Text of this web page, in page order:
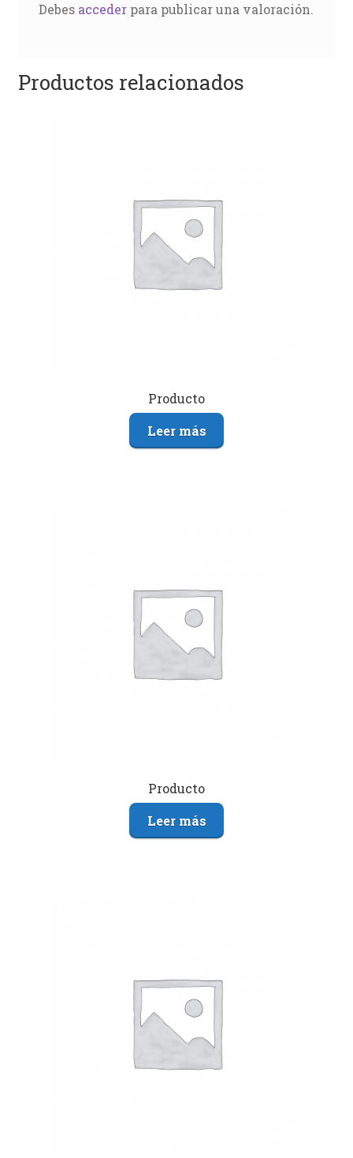
Debes accederpara publicar una valoración.
Productos relacionados
Producto
Leer más
Producto
Leer más